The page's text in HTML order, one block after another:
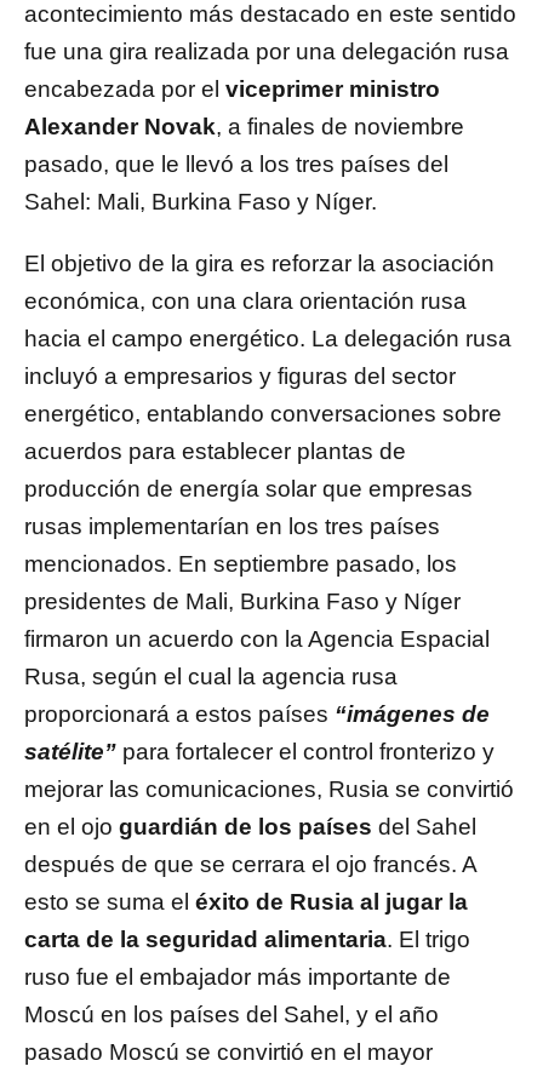
acontecimiento más destacado en este sentido
fue una gira realizada por una delegación rusa
encabezada por el viceprimer ministro
Alexander Novak, a finales de noviembre
pasado, que le llevó a los tres países del
Sahel: Mali, Burkina Faso y Níger.
El objetivo de la gira es reforzar la asociación
económica, con una clara orientación rusa
hacia el campo energético. La delegación rusa
incluyó a empresarios y figuras del sector
energético, entablando conversaciones sobre
acuerdos para establecer plantas de
producción de energía solar que empresas
rusas implementarían en los tres países
mencionados. En septiembre pasado, los
presidentes de Mali, Burkina Faso y Níger
firmaron un acuerdo con la Agencia Espacial
Rusa, según el cual la agencia rusa
proporcionará a estos países “imágenes de
satélite” para fortalecer el control fronterizo y
mejorar las comunicaciones, Rusia se convirtió
en el ojo guardián de los países del Sahel
después de que se cerrara el ojo francés. A
esto se suma el éxito de Rusia al jugar la
carta de la seguridad alimentaria. El trigo
ruso fue el embajador más importante de
Moscú en los países del Sahel, y el año
pasado Moscú se convirtió en el mayor